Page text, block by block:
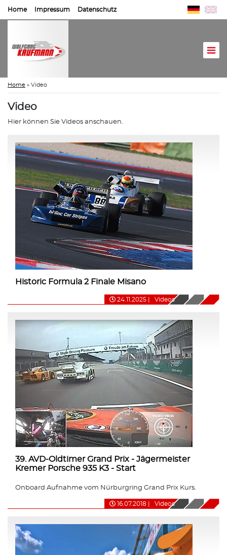
Home Impressum Datenschutz
Home » Video
Video
Hier können Sie Videos anschauen.
Historic Formula 2 Finale Misano
24.11.2025 Videos
39. AVD-Oldtimer Grand Prix - Jägermeister
Kremer Porsche 935 K3 - Start
Onboard Aufnahme vom Nürburgring Grand Prix Kurs.
16.07.2018 Videos